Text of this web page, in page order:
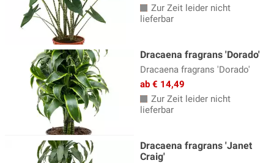
Zur Zeit leider nicht
lieferbar
Dracaena fragrans 'Dorado'
Dracaena fragrans 'Dorado'
ab € 14,49
Zur Zeit leider nicht
lieferbar
Dracaena fragrans 'Janet
Craig'